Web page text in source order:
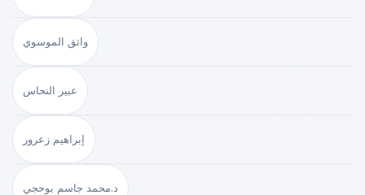
واثق الموسوي
عبير النحاس
إبراهيم زعرور
د.محمد جاسم بوحجي